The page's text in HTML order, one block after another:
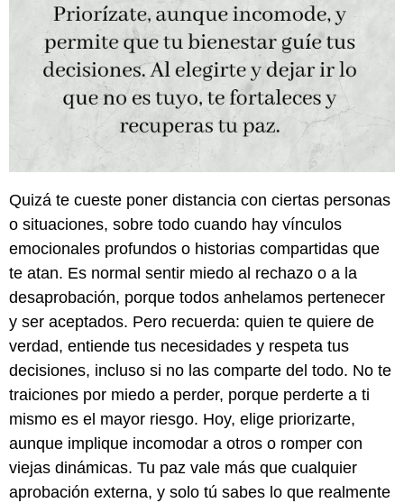
Quizá te cueste poner distancia con ciertas personas
o situaciones, sobre todo cuando hay vínculos
emocionales profundos o historias compartidas que
te atan. Es normal sentir miedo al rechazo o a la
desaprobación, porque todos anhelamos pertenecer
y ser aceptados. Pero recuerda: quien te quiere de
verdad, entiende tus necesidades y respeta tus
decisiones, incluso si no las comparte del todo. No te
traiciones por miedo a perder, porque perderte a ti
mismo es el mayor riesgo. Hoy, elige priorizarte,
aunque implique incomodar a otros o romper con
viejas dinámicas. Tu paz vale más que cualquier
aprobación externa, y solo tú sabes lo que realmente